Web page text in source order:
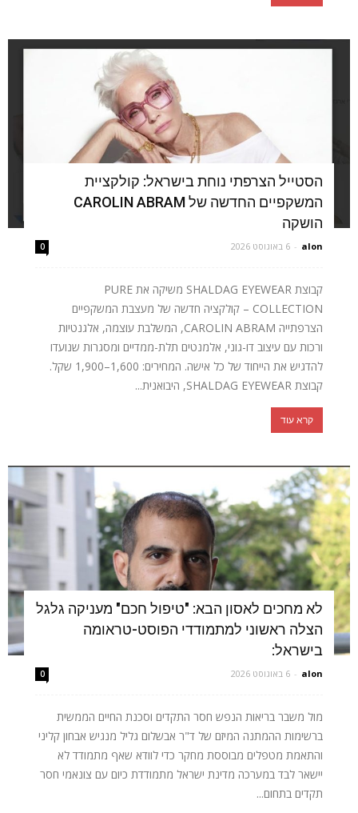
הסטייל הצרפתי נוחת בישראל: קולקציית
המשקפיים החדשה של CAROLIN ABRAM
הושקה
alon
- 6 באוגוסט 2026 0
קבוצת SHALDAG EYEWEAR משיקה את PURE
COLLECTION – קולקציה חדשה של מעצבת המשקפיים
הצרפתייה CAROLIN ABRAM, המשלבת עוצמה, אלגנטיות
ורכות עם עיצוב דו-גוני, אלמנטים תלת-ממדיים ומסגרות שנועדו
להדגיש את הייחוד של כל אישה. המחירים: 1,600–1,900 שקל.
קבוצת SHALDAG EYEWEAR, היבואנית...
קרא עוד
לא מחכים לאסון הבא: "טיפול חכם" מעניקה גלגל
הצלה ראשוני למתמודדי הפוסט-טראומה
בישראל:
alon
- 6 באוגוסט 2026 0
מול משבר בריאות הנפש חסר התקדים וסכנת החיים הממשית
ברשימות ההמתנה המיזם של ד"ר אבשלום גליל מנגיש אבחון קליני
והתאמת מטפלים מבוססת מחקר כדי לוודא שאף מתמודד לא
יישאר לבד במערכה מדינת ישראל מתמודדת כיום עם צונאמי חסר
תקדים בתחום...